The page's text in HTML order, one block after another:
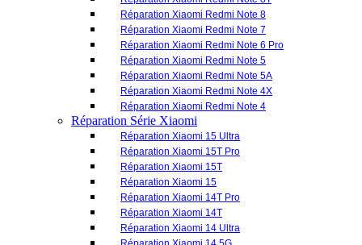
Réparation Xiaomi 15 Ultra
Réparation Xiaomi 15T Pro
Réparation Xiaomi 15T
Réparation Xiaomi 15
Réparation Xiaomi 14T Pro
Réparation Xiaomi 14T
Réparation Xiaomi 14 Ultra
Réparation Xiaomi 14 5G
Réparation Xiaomi 13T Pro 5G
Réparation Xiaomi 13T
Réparation Xiaomi 13 Ultra
Réparation Xiaomi 13 Pro
Réparation Xiaomi 13
Réparation Xiaomi 13 Lite 5G
Réparation Xiaomi 12T Pro
Réparation Xiaomi 12 Pro